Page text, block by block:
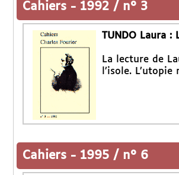
Cahiers - 1992 / n° 3
TUNDO Laura :
La lecture de
l’isole.
Cahiers - 1995 / n° 6